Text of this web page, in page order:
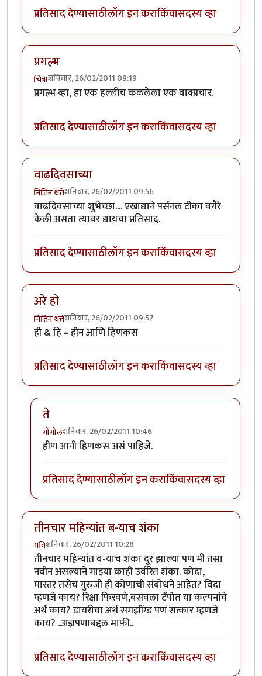
प्रतिसाद देण्यासाठीलॉग इन कराकिंवासदस्य व्हा
प्रगल्भ
चित्राशनिवार, 26/02/2011 09:19
प्रगल्भ व्हा, हा एक हल्लीच कळलेला एक वाक्प्रचार.
प्रतिसाद देण्यासाठीलॉग इन कराकिंवासदस्य व्हा
वाढदिवसाच्या
नितिन थत्तेशनिवार, 26/02/2011 09:56
वाढदिवसाच्या शुभेच्छा.... एखाद्याने पर्सनल टीका वगैरे
केली असता त्यावर द्यायचा प्रतिसाद.
प्रतिसाद देण्यासाठीलॉग इन कराकिंवासदस्य व्हा
अरे हो
नितिन थत्तेशनिवार, 26/02/2011 09:57
ही & हि = हीन आणि हिणकस
प्रतिसाद देण्यासाठीलॉग इन कराकिंवासदस्य व्हा
ते
गोगोलशनिवार, 26/02/2011 10:46
In reply toअरे होbyनितिन थत्ते
हीण आनी हिणकस असं पाहिजे.
प्रतिसाद देण्यासाठीलॉग इन कराकिंवासदस्य व्हा
तीनचार महिन्यांत ब-याच शंका
गविशनिवार, 26/02/2011 10:28
तीनचार महिन्यांत ब-याच शंका दूर झाल्या पण मी तसा
नवीन असल्याने माझ्या काही उर्वरित शंका. कोदा,
मास्तर तसेच गुरुजी ही कोणाची संबोधने आहेत? विदा
म्हणजे काय? रिक्षा फिरवणे,बसवला टेंपोत या कल्पनांचे
अर्थ काय? डायरीचा अर्थ समझींग्ड पण सत्कार म्हणजे
काय? ..अज्ञपणाबद्दल माफ़ी..
प्रतिसाद देण्यासाठीलॉग इन कराकिंवासदस्य व्हा